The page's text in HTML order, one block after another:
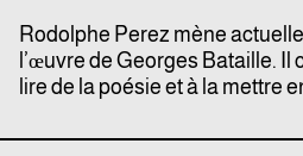
Rodolphe Perez mène
l’œuvre de Georges Bataille. Il
lire de la poésie et à la mettre